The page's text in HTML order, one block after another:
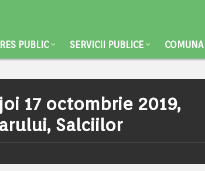
PUBLIC SERVICII PUBLICE COMUNA
17 octombrie 2019,
Salciilor